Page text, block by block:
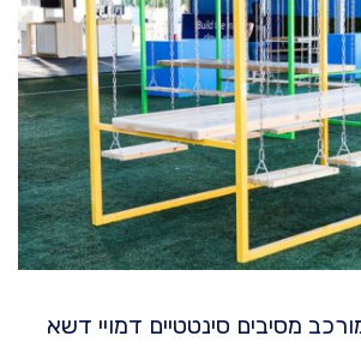
מסיבים סינטטיים דמויי דשא